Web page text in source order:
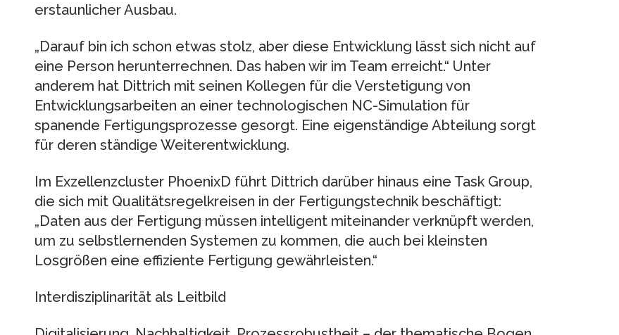
erstaunlicher Ausbau.
„Darauf bin ich schon etwas stolz, aber diese Entwicklung lässt sich nicht auf
eine Person herunterrechnen. Das haben wir im Team erreicht.“ Unter
anderem hat Dittrich mit seinen Kollegen für die Verstetigung von
Entwicklungsarbeiten an einer technologischen NC-Simulation für
spanende Fertigungsprozesse gesorgt. Eine eigenständige Abteilung sorgt
für deren ständige Weiterentwicklung.
Im Exzellenzcluster PhoenixD führt Dittrich darüber hinaus eine Task Group,
die sich mit Qualitätsregelkreisen in der Fertigungstechnik beschäftigt:
„Daten aus der Fertigung müssen intelligent miteinander verknüpft werden,
um zu selbstlernenden Systemen zu kommen, die auch bei kleinsten
Losgrößen eine effiziente Fertigung gewährleisten.“
Interdisziplinarität als Leitbild